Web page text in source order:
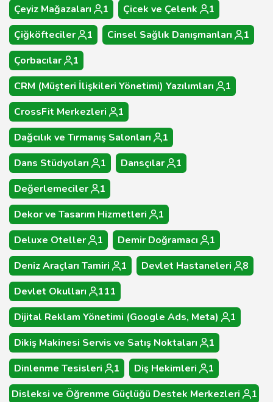
Çeyiz Mağazaları
1 Çicek ve Çelenk
1
Çiğköfteciler
1 Cinsel Sağlık Danışmanları
1
Çorbacılar
1
CRM (Müşteri İlişkileri Yönetimi) Yazılımları
1
CrossFit Merkezleri
1
Dağcılık ve Tırmanış Salonları
1
Dans Stüdyoları
1 Dansçılar
1
Değerlemeciler
1
Dekor ve Tasarım Hizmetleri
1
Deluxe Oteller
1 Demir Doğramacı
1
Deniz Araçları Tamiri
1 Devlet Hastaneleri
8
Devlet Okulları
111
Dijital Reklam Yönetimi (Google Ads, Meta)
1
Dikiş Makinesi Servis ve Satış Noktaları
1
Dinlenme Tesisleri
1 Diş Hekimleri
1
Disleksi ve Öğrenme Güçlüğü Destek Merkezleri
1